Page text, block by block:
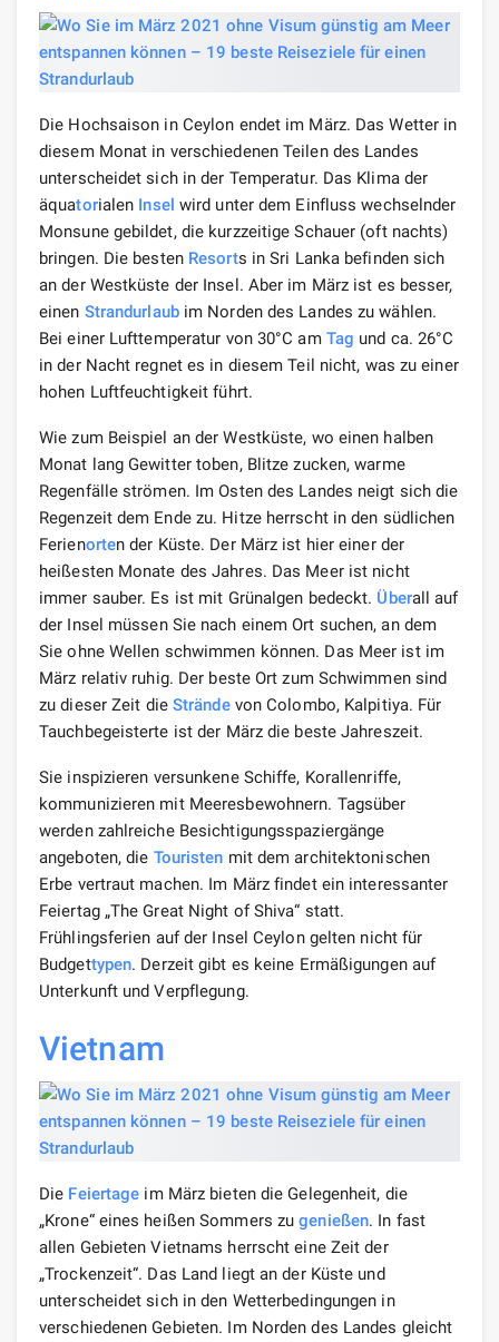
Die Hochsaison in Ceylon endet im März. Das Wetter in
diesem Monat in verschiedenen Teilen des Landes
unterscheidet sich in der Temperatur. Das Klima der
äquatorialen Insel wird unter dem Einfluss wechselnder
Monsune gebildet, die kurzzeitige Schauer (oft nachts)
bringen. Die besten Resorts in Sri Lanka befinden sich
an der Westküste der Insel. Aber im März ist es besser,
einen Strandurlaubim Norden des Landes zu wählen.
Bei einer Lufttemperatur von 30°C am Tag und ca. 26°C
in der Nacht regnet es in diesem Teil nicht, was zu einer
hohen Luftfeuchtigkeit führt.
Wie zum Beispiel an der Westküste, wo einen halben
Monat lang Gewitter toben, Blitze zucken, warme
Regenfälle strömen. Im Osten des Landes neigt sich die
Regenzeit dem Ende zu. Hitze herrscht in den südlichen
Ferienorten der Küste. Der März ist hier einer der
heißesten Monate des Jahres. Das Meer ist nicht
immer sauber. Es ist mit Grünalgen bedeckt. Überall auf
der Insel müssen Sie nach einem Ort suchen, an dem
Sie ohne Wellen schwimmen können. Das Meer ist im
März relativ ruhig. Der beste Ort zum Schwimmen sind
zu dieser Zeit die Strändevon Colombo, Kalpitiya. Für
Tauchbegeisterte ist der März die beste Jahreszeit.
Sie inspizieren versunkene Schiffe, Korallenriffe,
kommunizieren mit Meeresbewohnern. Tagsüber
werden zahlreiche Besichtigungsspaziergänge
angeboten, die Touristen mit dem architektonischen
Erbe vertraut machen. Im März findet ein interessanter
Feiertag „The Great Night of Shiva“ statt.
Frühlingsferien auf der Insel Ceylon gelten nicht für
Budgettypen. Derzeit gibt es keine Ermäßigungen auf
Unterkunft und Verpflegung.
Vietnam
Die Feiertage im März bieten die Gelegenheit, die
„Krone“ eines heißen Sommers zugenießen. In fast
allen Gebieten Vietnams herrscht eine Zeit der
„Trockenzeit“. Das Land liegt an der Küste und
unterscheidet sich in den Wetterbedingungen in
verschiedenen Gebieten. Im Norden des Landes gleicht